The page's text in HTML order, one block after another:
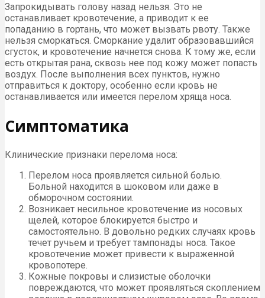
Запрокидывать голову назад нельзя. Это не
останавливает кровотечение, а приводит к ее
попаданию в гортань, что может вызвать рвоту. Также
нельзя сморкаться. Сморкание удалит образовавшийся
сгусток, и кровотечение начнется снова. К тому же, если
есть открытая рана, сквозь нее под кожу может попасть
воздух. После выполнения всех пунктов, нужно
отправиться к доктору, особенно если кровь не
останавливается или имеется перелом хряща носа.
Симптоматика
Клинические признаки перелома носа:
Перелом носа проявляется сильной болью.
Больной находится в шоковом или даже в
обморочном состоянии.
Возникает несильное кровотечение из носовых
щелей, которое блокируется быстро и
самостоятельно. В довольно редких случаях кровь
течет ручьем и требует тампонады носа. Такое
кровотечение может привести к выраженной
кровопотере.
Кожные покровы и слизистые оболочки
повреждаются, что может проявляться скоплением